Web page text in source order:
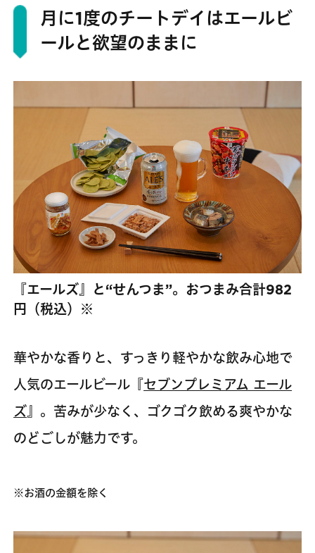
月に1度のチートデイはエールビ
ールと欲望のままに
『エールズ』と“せんつま”。おつまみ合計982
円（税込）※
華やかな香りと、すっきり軽やかな飲み心地で
人気のエールビール『セブンプレミアム エール
ズ』。苦みが少なく、ゴクゴク飲める爽やかな
のどごしが魅力です。
※お酒の金額を除く